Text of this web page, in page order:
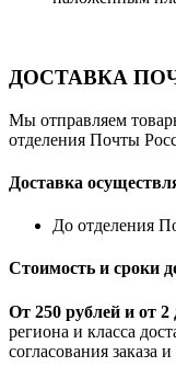
ДОСТАВКА
Мы отправляем
отделения Почты
Доставка
До отделения
Стоимость и сроки
От 250 рублей и от 2
региона и класса
согласования заказа